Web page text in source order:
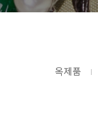
옥제품